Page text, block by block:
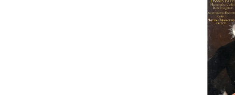
A・J・フレネル
【光が横波であると説明して
【ドップラー効果を定式化したオースト